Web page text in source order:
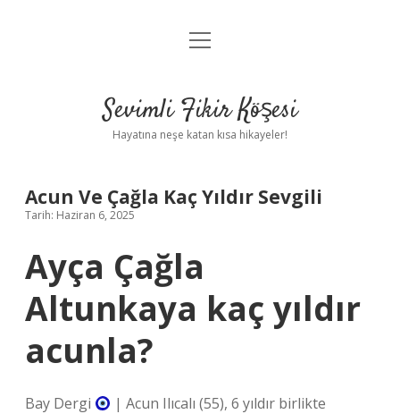
Anasayfa
Yasal Uyarı
menüyü
Sevimli Fikir Köşesi
Hayatına neşe katan kısa hikayeler!
Acun Ve Çağla Kaç Yıldır Sevgili
Tarih: Haziran 6, 2025
Ayça Çağla
Altunkaya kaç yıldır
acunla?
Bay Dergi
| Acun Ilıcalı (55), 6 yıldır birlikte